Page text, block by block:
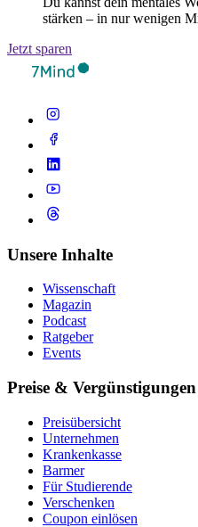
stärken – in nur wenigen
Jetzt sparen
Unsere Inhalte
Wissenschaft
Magazin
Podcast
Ratgeber
Events
Preise & Vergünstigungen
Preisübersicht
Unternehmen
Krankenkasse
Barmer
Für Studierende
Ver­schen­ken
Coupon einlösen